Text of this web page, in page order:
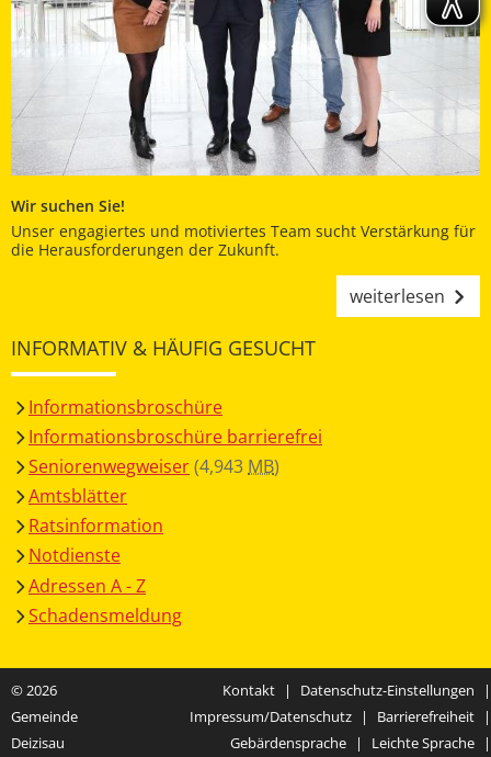
Wir suchen Sie!
Unser engagiertes und motiviertes Team sucht Verstärkung für
die Herausforderungen der Zukunft.
weiterlesen
INFORMATIV & HÄUFIG GESUCHT
Informationsbroschüre
Informationsbroschüre barrierefrei
Seniorenwegweiser(4,943 MB)
Amtsblätter
Ratsinformation
Notdienste
Adressen A - Z
Schadensmeldung
© 2026
Gemeinde
Deizisau
Kontakt | Datenschutz-Einstellungen
|
Impressum/Datenschutz
| Barrierefreiheit
|
Gebärdensprache
| Leichte Sprache |